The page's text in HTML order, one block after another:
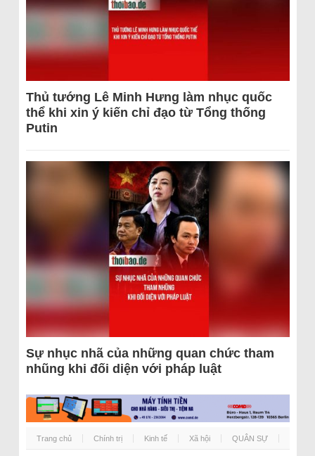
Thủ tướng Lê Minh Hưng làm nhục quốc
thể khi xin ý kiến chỉ đạo từ Tổng thống
Putin
Sự nhục nhã của những quan chức tham
nhũng khi đối diện với pháp luật
Trang chủ Chính trị Kinh tế Xã hội QUÂN SỰ